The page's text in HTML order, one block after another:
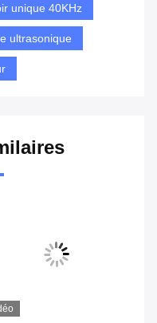
unique 40KHz
ultrasonique